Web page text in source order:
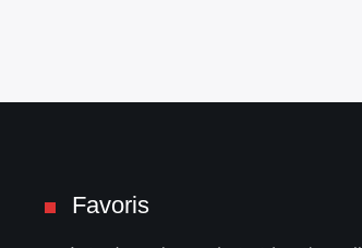
Favoris